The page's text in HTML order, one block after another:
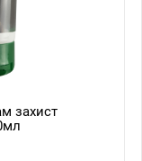
захист